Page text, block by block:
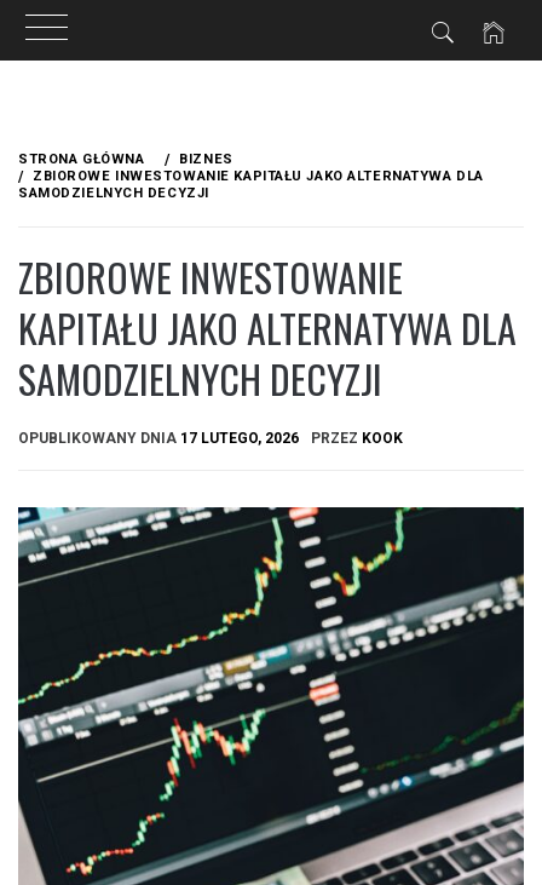
treści
STRONA GŁÓWNA
BIZNES
ZBIOROWE INWESTOWANIE KAPITAŁU JAKO ALTERNATYWA DLA
SAMODZIELNYCH DECYZJI
ZBIOROWE INWESTOWANIE
KAPITAŁU JAKO ALTERNATYWA DLA
SAMODZIELNYCH DECYZJI
OPUBLIKOWANY DNIA 17 LUTEGO, 2026 PRZEZ KOOK